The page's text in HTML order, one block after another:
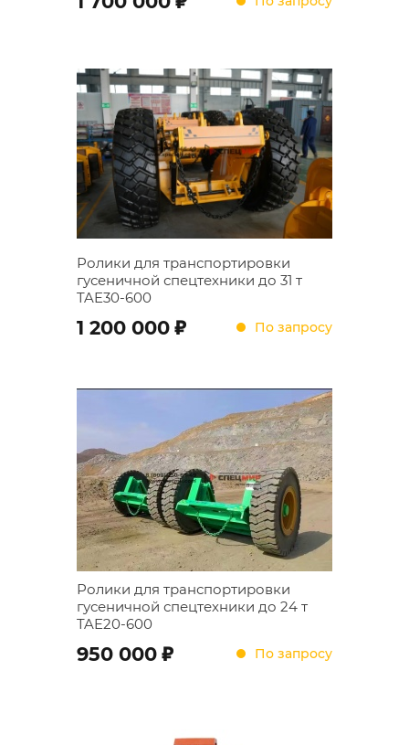
Ролики для транспортировки
гусеничной спецтехники до 31 т
TAE30-600
1 200 000 ; По запросу
Ролики для транспортировки
гусеничной спецтехники до 24 т
TAE20-600
950 000 ; По запросу